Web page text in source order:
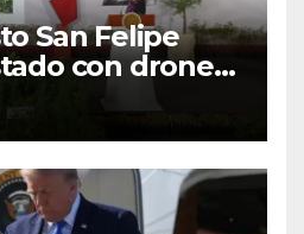
San Felipe
con drones,
la Jornada
que se suma